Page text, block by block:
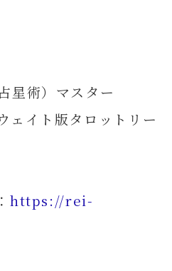
星術）マスター
ェイト版タロットリー
https://rei-